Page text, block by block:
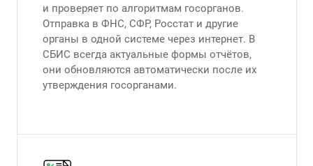
и проверяет по алгоритмам госорганов.
Отправка в ФНС, СФР, Росстат и другие
органы в одной системе через интернет. В
СБИС всегда актуальные формы отчётов,
они обновляются автоматически после их
утверждения госорганами.